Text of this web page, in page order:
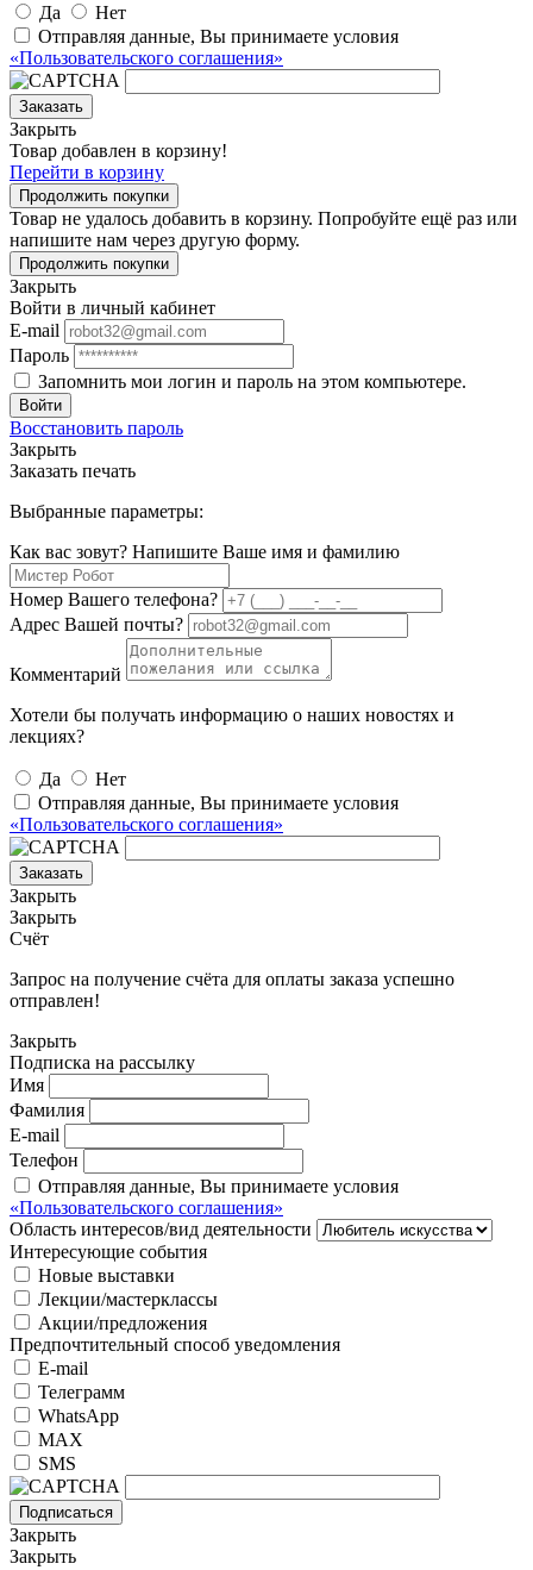
Да
Нет
Отправляя данные, Вы принимаете условия
«Пользовательского соглашения»
Заказать
Закрыть
Товар добавлен в корзину!
Перейти в корзину
Продолжить покупки
Товар не удалось добавить в корзину. Попробуйте ещё раз или
напишите нам через другую форму.
Продолжить покупки
Закрыть
Войти в личный кабинет
E-mail
Пароль
Запомнить мои логин и пароль на этом компьютере.
Войти
Восстановить пароль
Закрыть
Заказать печать
Выбранные параметры:
Как вас зовут? Напишите Ваше имя и фамилию
Номер Вашего телефона?
Адрес Вашей почты?
Комментарий
Хотели бы получать информацию о наших новостях и
лекциях?
Да
Нет
Отправляя данные, Вы принимаете условия
«Пользовательского соглашения»
Заказать
Закрыть
Закрыть
Счёт
Запрос на получение счёта для оплаты заказа успешно
отправлен!
Закрыть
Подписка на рассылку
Имя
Фамилия
E-mail
Телефон
Отправляя данные, Вы принимаете условия
«Пользовательского соглашения»
Область интересов/вид деятельности
Интересующие события
Новые выставки
Лекции/мастерклассы
Акции/предложения
Предпочтительный способ уведомления
E-mail
Телеграмм
WhatsApp
MAX
SMS
Подписаться
Закрыть
Закрыть